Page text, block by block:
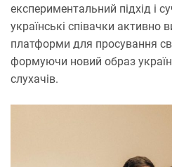
експериментальний підхід і
українські співачки активно
платформи для просування
формуючи новий образ
слухачів.